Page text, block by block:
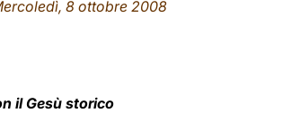
8 ottobre 2008
il Gesù storico